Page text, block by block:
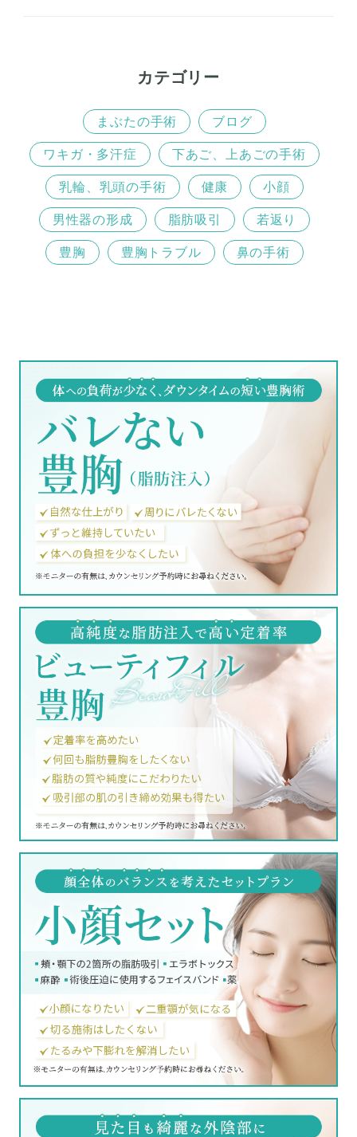
カテゴリー
まぶたの手術 ブログ
ワキガ・多汗症 下あご、上あごの手術
乳輪、乳頭の手術 健康 小顔
男性器の形成 脂肪吸引 若返り
豊胸 豊胸トラブル 鼻の手術